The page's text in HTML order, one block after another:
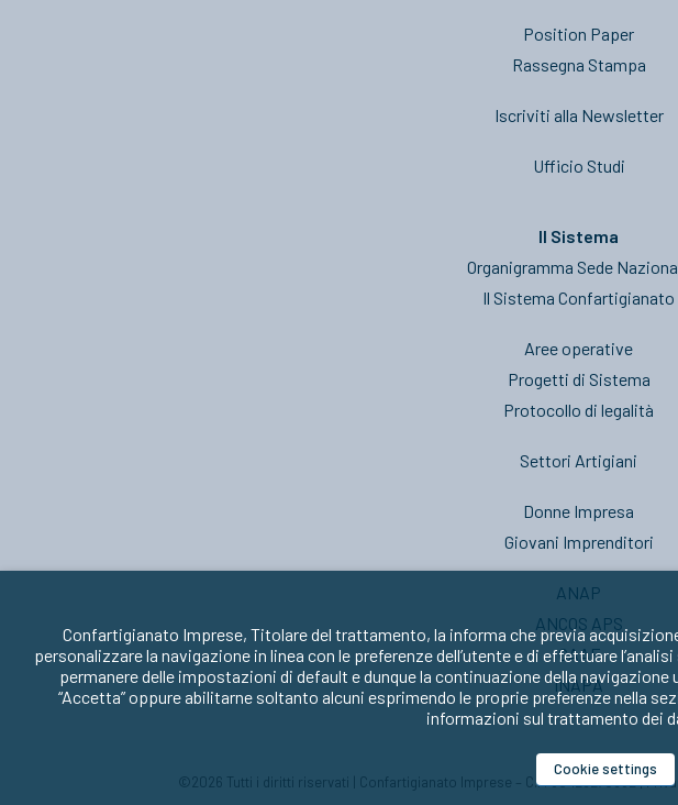
Position Paper
Rassegna Stampa
Iscriviti alla Newsletter
Ufficio Studi
Il Sistema
Organigramma Sede
Il Sistema Confartigianato
Aree operative
Progetti di Sistema
Protocollo di legalità
Settori Artigiani
Donne Impresa
Giovani Imprenditori
ANAP
ANCOS APS
CAAF
INAPA
©2026 Tutti i diritti riservati | Confartigianato Imprese – C.F. 80429270582 |
Confartigianato Imprese, Titolare del trattamento, la informa che previa
personalizzare la navigazione in linea con le preferenze dell’utente e di effettuare
permanere delle impostazioni di default e dunque la continuazione della
“Accetta” oppure abilitarne soltanto alcuni esprimendo le proprie preferenze nella
informazioni sul trattamento dei
Cookie settings